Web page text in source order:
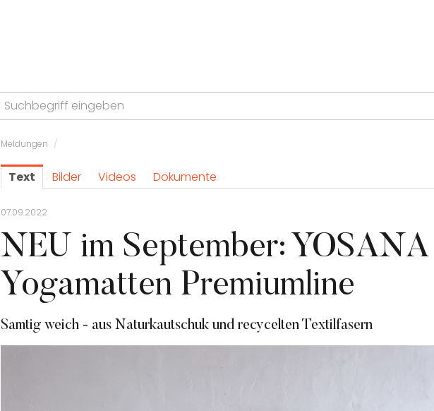
Meldungen /
Text Bilder Videos Dokumente
07.09.2022
NEU im September: YOSANA
Yogamatten Premiumline
Samtig weich - aus Naturkautschuk und recycelten Textilfasern